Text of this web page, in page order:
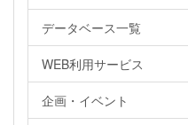
データベース一覧
WEB利用サービス
企画・イベント